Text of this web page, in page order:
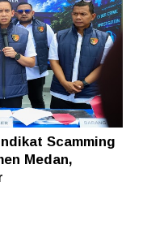
Scamming
Medan,